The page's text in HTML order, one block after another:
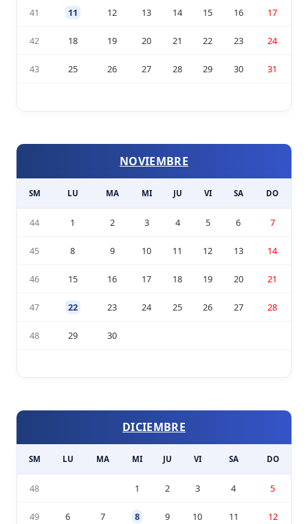
41 11 12 13 14 15 16 17
42 18 19 20 21 22 23 24
43 25 26 27 28 29 30 31
NOVIEMBRE
SM LU MA MI JU VI SA DO
44 1 2 3 4 5 6 7
45 8 9 10 11 12 13 14
46 15 16 17 18 19 20 21
47 22 23 24 25 26 27 28
48 29 30
DICIEMBRE
SM LU MA MI JU VI SA DO
48 1 2 3 4 5
49 6 7 8 9 10 11 12